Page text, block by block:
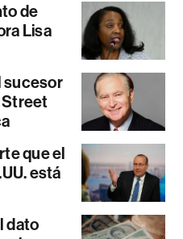
de
Lisa
sucesor
Street
que el
está
dato